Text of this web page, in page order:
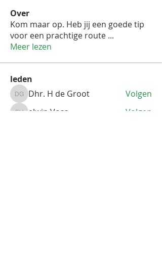
Over
Kom maar op. Heb jij een goede tip
voor een prachtige route ...
Meer lezen
leden
Dhr. H de Groot
Dhr. H de Groot Volgen
elwin Voss
Volgen